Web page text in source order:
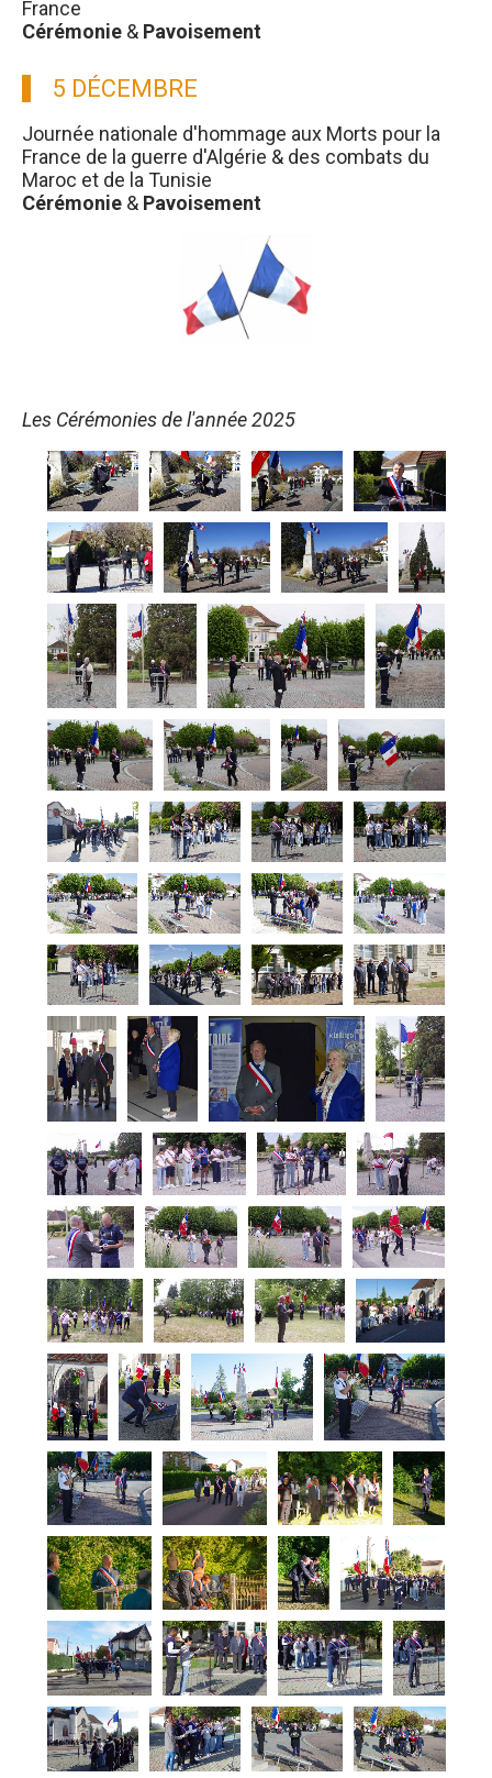
France
Cérémonie & Pavoisement
5 DÉCEMBRE
Journée nationale d'hommage aux Morts pour la
France de la guerre d'Algérie & des combats du
Maroc et de la Tunisie
Cérémonie & Pavoisement
Les Cérémonies de l'année 2025